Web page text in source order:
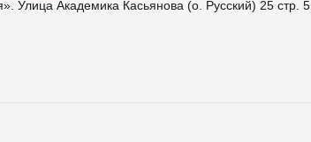
Улица Академика Касьянова (о. Русский) 25 стр. 5